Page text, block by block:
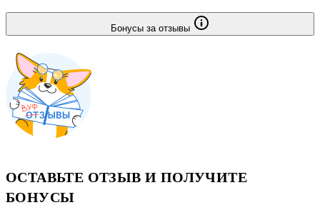
Игровые занятия с раскраской ТМ «УМка» подготавливают руку
к письму и способствуют развитию:
Бонусы за отзывы
ОСТАВЬТЕ ОТЗЫВ И ПОЛУЧИТЕ
БОНУСЫ